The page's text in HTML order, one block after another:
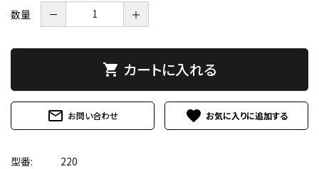
数量 － ＋
shopping_cart カートに入れる
mail_outline お問い合わせ favorite
型番: 220